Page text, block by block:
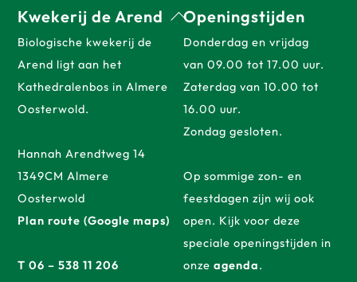
Back
To
Kwekerij de Arend
Biologische kwekerij de
Arend ligt aan het
Kathedralenbos in Almere
Oosterwold.
Hannah Arendtweg 14
1349CM Almere
Oosterwold
Plan route (Google maps)
T 06 – 538 11 206
Openingstijden
Donderdag en vrijdag
van 09.00 tot 17.00 uur.
Zaterdag van 10.00 tot
16.00 uur.
Zondag gesloten.
Op sommige zon- en
feestdagen zijn wij ook
open. Kijk voor deze
speciale openingstijden in
onzeagenda.